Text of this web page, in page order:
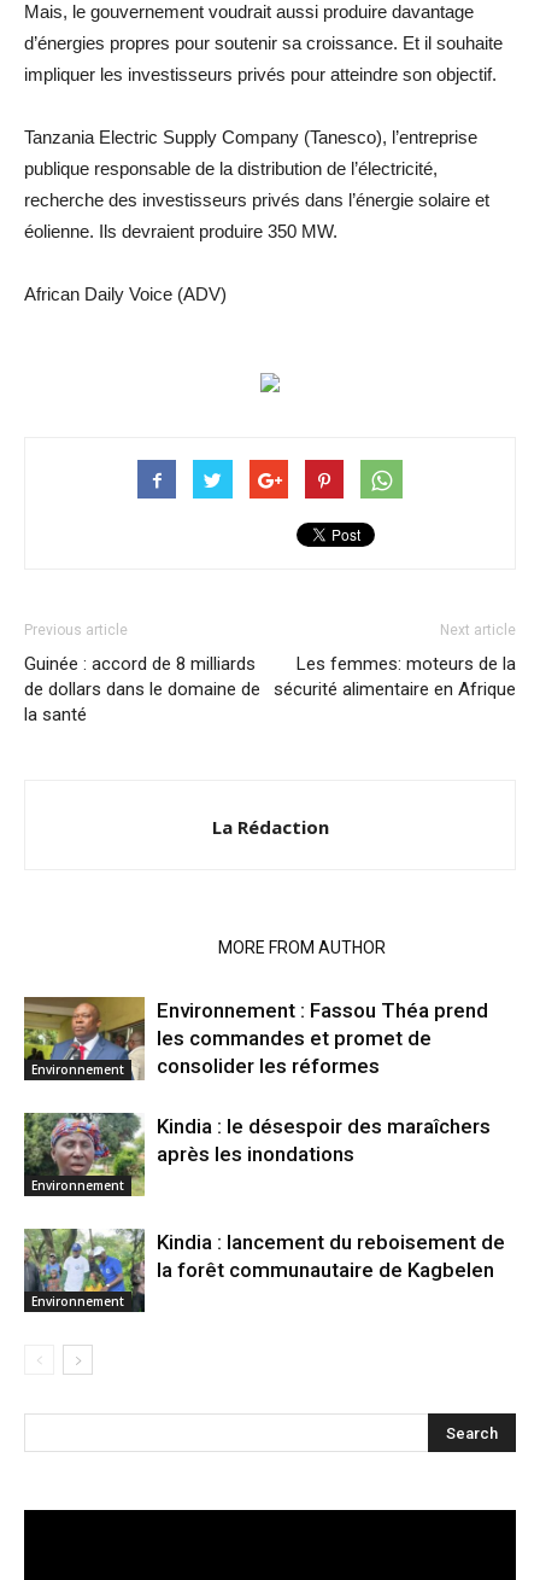
Mais, le gouvernement voudrait aussi produire davantage
d’énergies propres pour soutenir sa croissance. Et il souhaite
impliquer les investisseurs privés pour atteindre son objectif.
Tanzania Electric Supply Company (Tanesco), l’entreprise
publique responsable de la distribution de l’électricité,
recherche des investisseurs privés dans l’énergie solaire et
éolienne. Ils devraient produire 350 MW.
African Daily Voice (ADV)
Previous article
Guinée : accord de 8 milliards
de dollars dans le domaine de
la santé
Next article
Les femmes: moteurs de la
sécurité alimentaire en Afrique
La Rédaction
MORE FROM AUTHOR
Environnement
Environnement : Fassou Théa prend
les commandes et promet de
consolider les réformes
Environnement
Kindia : le désespoir des maraîchers
après les inondations
Environnement
Kindia : lancement du reboisement de
la forêt communautaire de Kagbelen